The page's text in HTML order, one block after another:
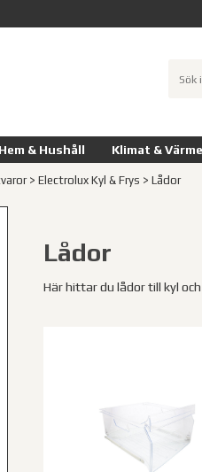
Hem & Hushåll Klimat &
> Electrolux Kyl & Frys > Lådor
Lådor
Här hittar du lådor till kyl